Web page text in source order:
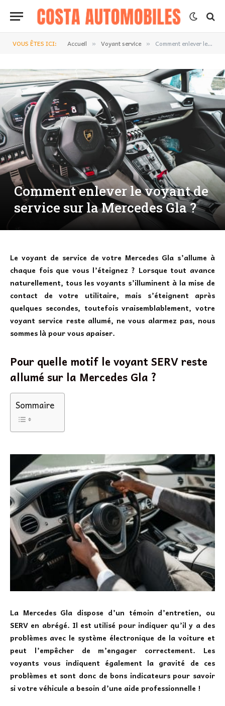
VOUS ÊTES ICI: Accueil » Voyant service » Comment enlever le voyant de service sur la Mercedes Gla ?
Comment enlever le voyant de
service sur la Mercedes Gla ?
Le voyant de service de votre Mercedes Gla s’allume à
chaque fois que vous l’éteignez ? Lorsque tout avance
naturellement, tous les voyants s’illuminent à la mise de
contact de votre utilitaire, mais s’éteignent après
quelques secondes, toutefois vraisemblablement, votre
voyant service reste allumé, ne vous alarmez pas, nous
sommes là pour vous apaiser.
Pour quelle motif le voyant SERV reste
allumé sur la Mercedes Gla ?
Sommaire
La Mercedes Gla dispose d’un témoin d’entretien, ou
SERV en abrégé. Il est utilisé pour indiquer qu’il y a des
problèmes avec le système électronique de la voiture et
peut l’empêcher de m’engager correctement. Les
voyants vous indiquent également la gravité de ces
problèmes et sont donc de bons indicateurs pour savoir
si votre véhicule a besoin d’une aide professionnelle !